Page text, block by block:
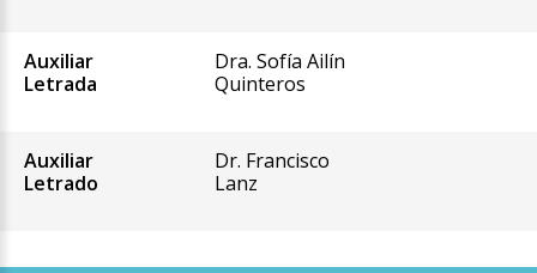
Auxiliar
Letrada
Dra. Sofía Ailín
Quinteros
Auxiliar
Letrado
Dr. Francisco
Lanz